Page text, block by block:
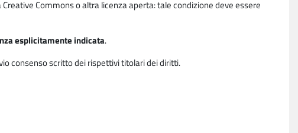
Commons o altra licenza aperta: tale condizione deve essere
esplicitamente indicata.
consenso scritto dei rispettivi titolari dei diritti.